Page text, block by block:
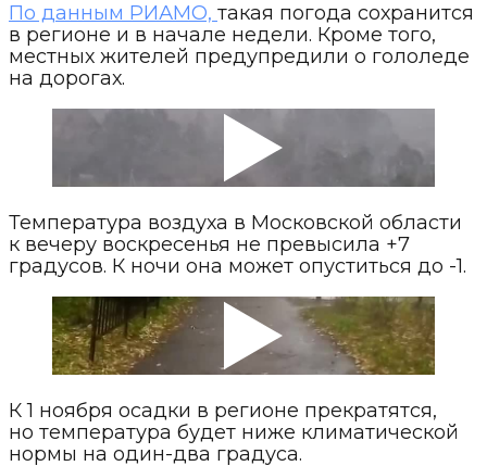
По данным РИАМО, такая погода сохранится
в регионе и в начале недели. Кроме того,
местных жителей предупредили о гололеде
на дорогах.
Температура воздуха в Московской области
к вечеру воскресенья не превысила +7
градусов. К ночи она может опуститься до -1.
К 1 ноября осадки в регионе прекратятся,
но температура будет ниже климатической
нормы на один-два градуса.